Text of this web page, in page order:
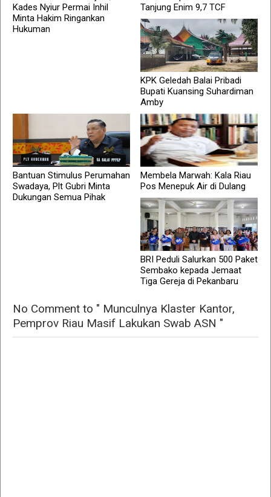
Kades Nyiur Permai Inhil
Minta Hakim Ringankan
Hukuman
Tanjung Enim 9,7 TCF
KPK Geledah Balai Pribadi
Bupati Kuansing Suhardiman
Amby
Bantuan Stimulus Perumahan
Swadaya, Plt Gubri Minta
Dukungan Semua Pihak
Membela Marwah: Kala Riau
Pos Menepuk Air di Dulang
BRI Peduli Salurkan 500 Paket
Sembako kepada Jemaat
Tiga Gereja di Pekanbaru
No Comment to " Munculnya Klaster Kantor,
Pemprov Riau Masif Lakukan Swab ASN "